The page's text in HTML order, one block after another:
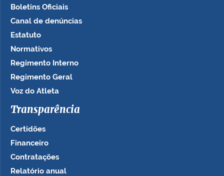
Boletins Oficiais
Canal de denúncias
Estatuto
Normativos
Regimento Interno
Regimento Geral
Voz do Atleta
Transparência
Certidões
Financeiro
Contratações
Relatório anual